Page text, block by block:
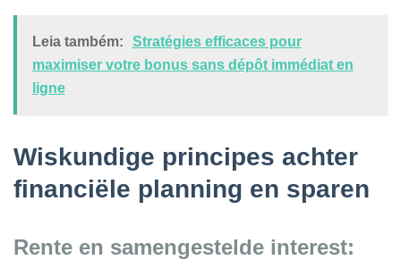
Leia também:
Stratégies efficaces pour
maximiser votre bonus sans dépôt immédiat en
ligne
Wiskundige principes achter
financiële planning en sparen
Rente en samengestelde interest: